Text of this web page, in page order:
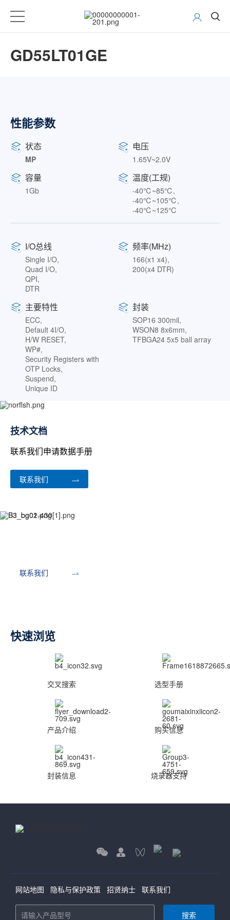
GD55LT01GE
性能参数
状态
MP
电压
1.65V~2.0V
容量
1Gb
温度(工规)
-40℃~85℃,
-40℃~105℃,
-40℃~125℃
I/O总线
Single I/O,
Quad I/O,
QPI,
DTR
频率(MHz)
166(x1 x4),
200(x4 DTR)
主要特性
ECC,
Default 4I/O,
H/W RESET,
WP#,
Security Registers with
OTP Locks,
Suspend,
Unique ID
封装
SOP16 300mil,
WSON8 8x6mm,
TFBGA24 5x5 ball array
技术文档
联系我们申请数据手册
联系我们
联系我们
快速浏览
交叉搜索 选型手册
产品介绍 购买信息
封装信息 烧录器支持
网站地图 隐私与保护政策 招贤纳士 联系我们
搜索